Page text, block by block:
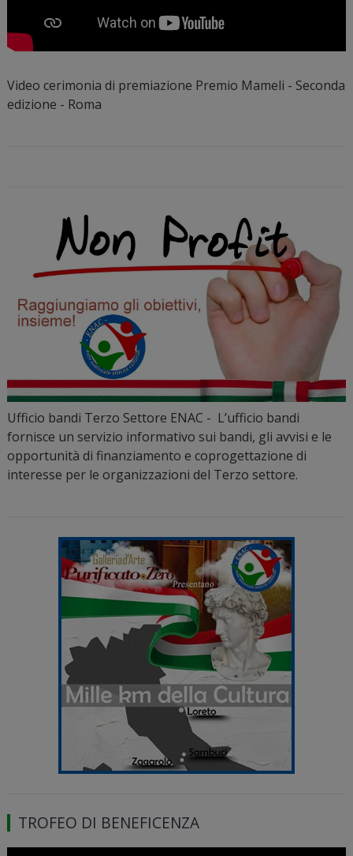
Video cerimonia di premiazione Premio Mameli - Seconda
edizione - Roma
Ufficio bandi Terzo Settore ENAC - L’ufficio bandi
fornisce un servizio informativo sui bandi, gli avvisi e le
opportunità di finanziamento e coprogettazione di
interesse per le organizzazioni del Terzo settore.
TROFEO DI BENEFICENZA